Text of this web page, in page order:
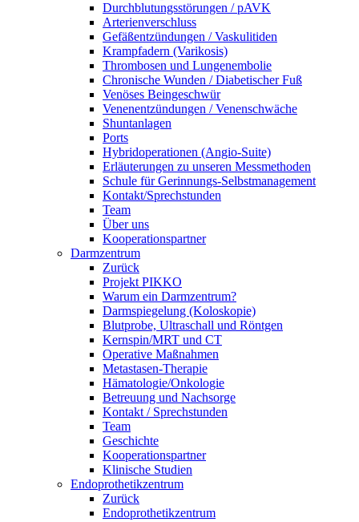
Durchblutungsstörungen / pAVK
Arterienverschluss
Gefäßentzündungen / Vaskulitiden
Krampfadern (Varikosis)
Thrombosen und Lungenembolie
Chronische Wunden / Diabetischer Fuß
Venöses Beingeschwür
Venenentzündungen / Venenschwäche
Shuntanlagen
Ports
Hybridoperationen (Angio-Suite)
Erläuterungen zu unseren Messmethoden
Schule für Gerinnungs-Selbstmanagement
Kontakt/Sprechstunden
Team
Über uns
Kooperationspartner
Darmzentrum
Zurück
Projekt PIKKO
Warum ein Darmzentrum?
Darmspiegelung (Koloskopie)
Blutprobe, Ultraschall und Röntgen
Kernspin/MRT und CT
Operative Maßnahmen
Metastasen-Therapie
Hämatologie/Onkologie
Betreuung und Nachsorge
Kontakt / Sprechstunden
Team
Geschichte
Kooperationspartner
Klinische Studien
Endoprothetikzentrum
Zurück
Endoprothetikzentrum